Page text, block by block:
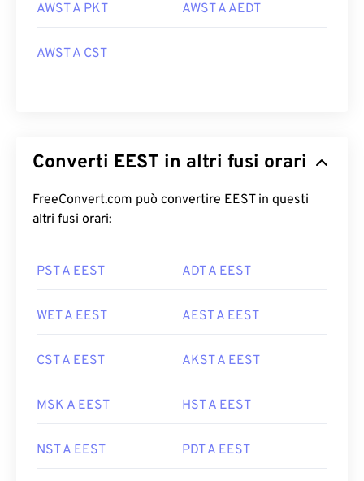
AWST A PKT AWST A AEDT
AWST A CST
Converti EEST in altri fusi orari
FreeConvert.com può convertire EEST in questi
altri fusi orari:
PST A EEST ADT A EEST
WET A EEST AEST A EEST
CST A EEST AKST A EEST
MSK A EEST HST A EEST
NST A EEST PDT A EEST